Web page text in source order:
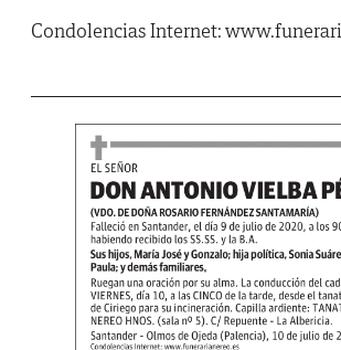
Condolencias Internet: